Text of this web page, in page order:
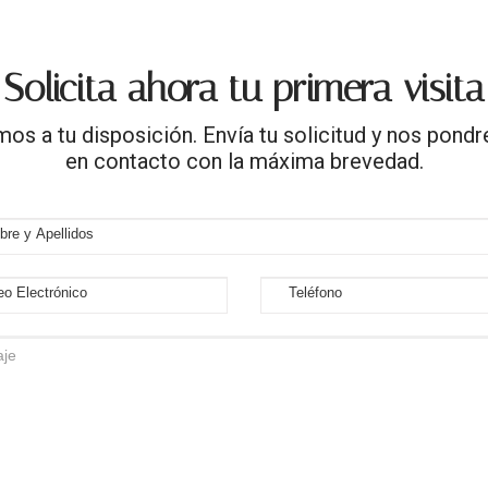
Solicita ahora tu primera visita
a tu disposición. Envía tu solicitud y nos
en contacto con la máxima brevedad.